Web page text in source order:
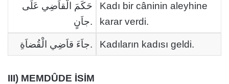
حَكَمَ الْقاَضِي عَلَى
جاَنٍ.
Kadı bir câninin aleyhine
karar verdi.
جاَءَ قاَضِي الْقُضاَةِ. Kadıların kadısı geldi.
III) MEMDÛDE İSİM